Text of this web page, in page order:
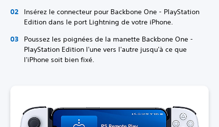
Insérez le connecteur pour Backbone One - PlayStation
Edition dans le port Lightning de votre iPhone.
Poussez les poignées de la manette Backbone One -
PlayStation Edition l'une vers l'autre jusqu'à ce que
l'iPhone soit bien fixé.